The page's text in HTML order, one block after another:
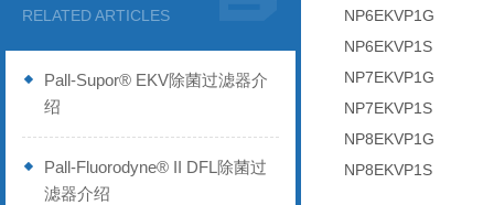
RELATED ARTICLES
Pall-Supor® EKV除菌过滤器介
绍
Pall-Fluorodyne® II DFL除菌过
滤器介绍
NP6EKVP1G
NP6EKVP1S
NP7EKVP1G
NP7EKVP1S
NP8EKVP1G
NP8EKVP1S